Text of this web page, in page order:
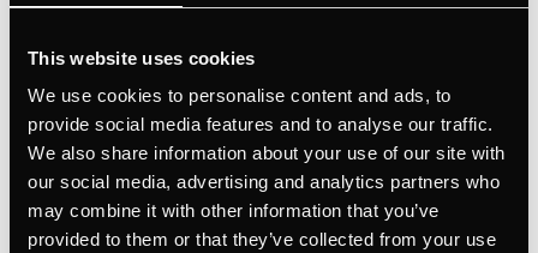
This website uses cookies
We use cookies to personalise content and ads, to
provide social media features and to analyse our traffic.
We also share information about your use of our site with
our social media, advertising and analytics partners who
may combine it with other information that you’ve
provided to them or that they’ve collected from your use
MASSZEICHNUNG
Ausstattung